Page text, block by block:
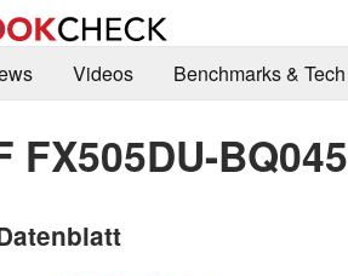
Videos Benchmarks & Tech
FX505DU-BQ045